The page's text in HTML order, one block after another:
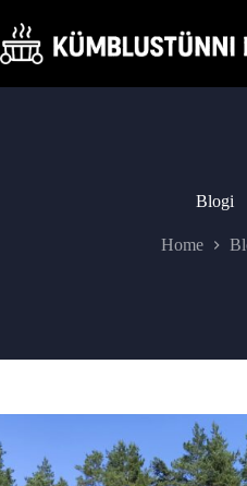
content
Blogi
Home